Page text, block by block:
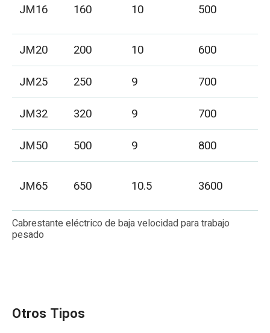
JM16 160 10 500
JM20 200 10 600
JM25
250 9 700
JM32
320 9 700
JM50
500 9 800
JM65 650 10.5 3600
Cabrestante eléctrico de baja velocidad para trabajo
pesado
Otros Tipos